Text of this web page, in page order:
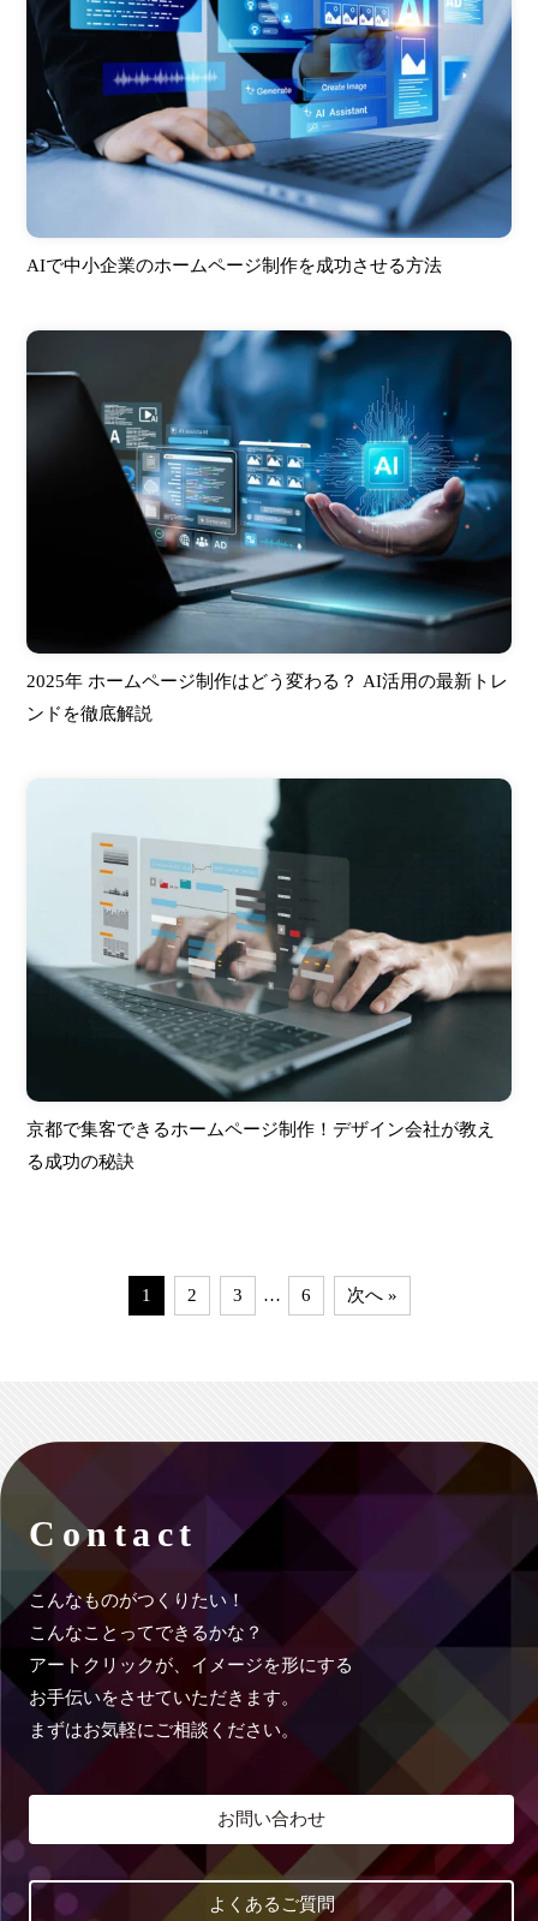
AIで中小企業のホームページ制作を成功させる方法
2025年 ホームページ制作はどう変わる？ AI活用の最新トレ
ンドを徹底解説
京都で集客できるホームページ制作！デザイン会社が教え
る成功の秘訣
1 2 3 … 6 次へ »
Contact
こんなものがつくりたい！
こんなことってできるかな？
アートクリックが、イメージを形にする
お手伝いをさせていただきます。
まずはお気軽にご相談ください。
お問い合わせ
よくあるご質問